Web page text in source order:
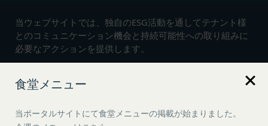
当ウェブサイトでは、独自のESG活動を通してテナント様
とのコミュニケーション機会と持続可能性への取り組みに
必要なアクションを提供します。
言語
食堂メニュー
当ポータルサイトにて食堂メニューの掲載が始まりました。